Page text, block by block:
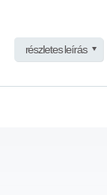
részletes leírás